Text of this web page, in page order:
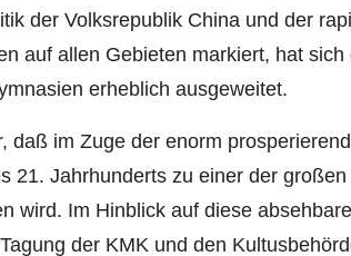
der Volksrepublik China und der
auf allen Gebieten markiert, hat sich
erheblich ausgeweitet.
daß im Zuge der enorm
21. Jahrhunderts zu einer der
wird. Im Hinblick auf diese
der KMK und den